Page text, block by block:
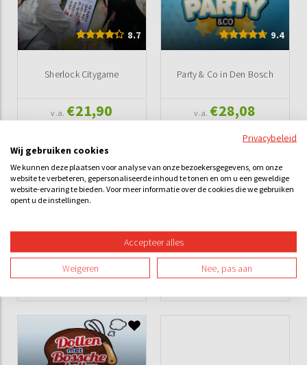
8.7
Sherlock Citygame
v.a. €21,90
9.4
Party & Co in Den Bosch
v.a. €28,08
Hunted Citygame Pubquiz (versie 2026)
Privacybeleid
Wij gebruiken cookies
We kunnen deze plaatsen voor analyse van onze bezoekersgegevens, om onze
website te verbeteren, gepersonaliseerde inhoud te tonen en om u een geweldige
website-ervaring te bieden. Voor meer informatie over de cookies die we gebruiken
opent u de instellingen.
Accepteer alles
Weigeren Nee, pas aan